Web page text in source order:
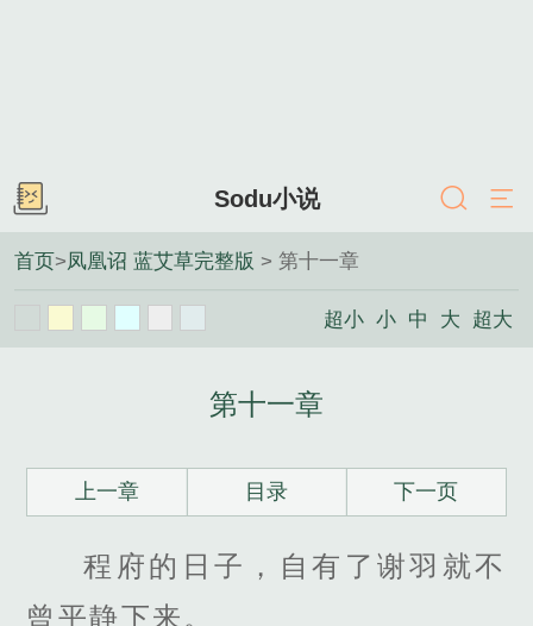
Sodu小说
首页>凤凰诏 蓝艾草完整版 > 第十一章
超小 小 中 大 超大
第十一章
上一章 目录 下一页
程府的日子，自有了谢羽就不
曾平静下来。